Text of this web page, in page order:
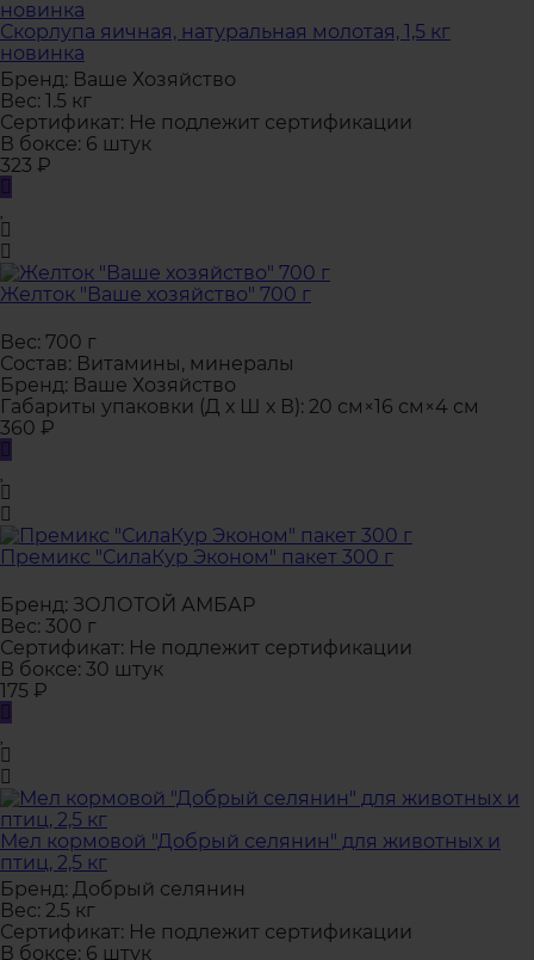
Скорлупа яичная, натуральная молотая, 1,5 кг
новинка
Бренд: Ваше Хозяйство
Вес: 1.5 кг
Сертификат: Не подлежит сертификации
В боксе: 6 штук
323 ₽
Желток "Ваше хозяйство" 700 г
Вес: 700 г
Состав: Витамины, минералы
Бренд: Ваше Хозяйство
Габариты упаковки (Д х Ш х В): 20 см×16 см×4 см
360 ₽
Премикс "СилаКур Эконом" пакет 300 г
Бренд: ЗОЛОТОЙ АМБАР
Вес: 300 г
Сертификат: Не подлежит сертификации
В боксе: 30 штук
175 ₽
Мел кормовой "Добрый селянин" для животных и
птиц, 2,5 кг
Бренд: Добрый селянин
Вес: 2.5 кг
Сертификат: Не подлежит сертификации
В боксе: 6 штук